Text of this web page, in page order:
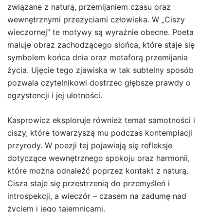
związane z naturą, przemijaniem czasu oraz
wewnętrznymi przeżyciami człowieka. W „Ciszy
wieczornej” te motywy są wyraźnie obecne. Poeta
maluje obraz zachodzącego słońca, które staje się
symbolem końca dnia oraz metaforą przemijania
życia. Ujęcie tego zjawiska w tak subtelny sposób
pozwala czytelnikowi dostrzec głębsze prawdy o
egzystencji i jej ulotności.
Kasprowicz eksploruje również temat samotności i
ciszy, które towarzyszą mu podczas kontemplacji
przyrody. W poezji tej pojawiają się refleksje
dotyczące wewnętrznego spokoju oraz harmonii,
które można odnaleźć poprzez kontakt z naturą.
Cisza staje się przestrzenią do przemyśleń i
introspekcji, a wieczór – czasem na zadumę nad
życiem i jego tajemnicami.